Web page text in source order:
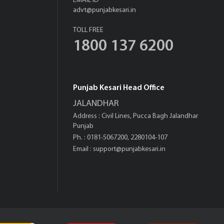
advt@punjabkesari.in
TOLL FREE
1800 137 6200
Punjab Kesari Head Office
JALANDHAR
Address : Civil Lines, Pucca Bagh Jalandhar
Punjab
Ph. : 0181-5067200, 2280104-107
Email : support@punjabkesari.in